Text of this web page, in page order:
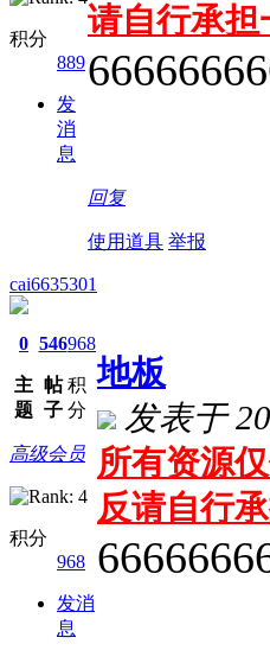
积分
889
发
消
息
请自行承担
回复
使用道具 举报
cai6635301
0
主
题
546
帖
子
968
积
分
高级会员
积分
968
发消
息
地板
发表于
所有资源
反请自行